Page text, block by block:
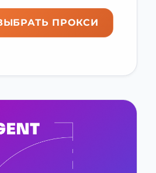
ПРОКСИ